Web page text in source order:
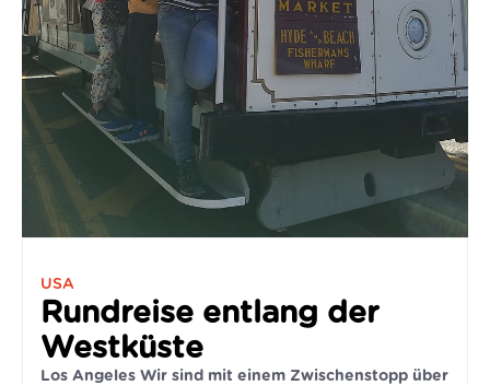
USA
Rundreise entlang der
Westküste
Los Angeles Wir sind mit einem Zwischenstopp über